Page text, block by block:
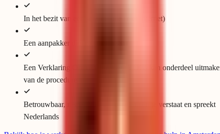
In het bezit van een smartphone (met internet)
Een aanpakker die initiatief neemt
Een Verklaring Omtrent Gedrag (VOG) kan onderdeel
van de procedure
Betrouwbaar, respectvol, behulpzaam en je verstaat en spreekt
Nederlands